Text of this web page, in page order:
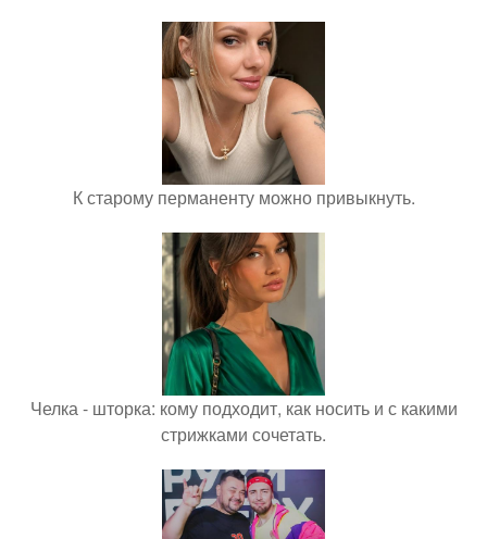
К старому перманенту можно привыкнуть.
Челка - шторка: кому подходит, как носить и с какими
стрижками сочетать.